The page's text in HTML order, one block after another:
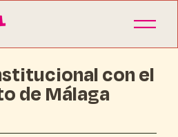
con el
de Málaga